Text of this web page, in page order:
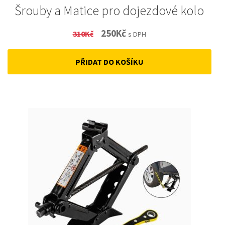
Šrouby a Matice pro dojezdové kolo
310Kč
Original
price
was:
250KčCurrent
price
is:
s DPH
PŘIDAT DO KOŠÍKU